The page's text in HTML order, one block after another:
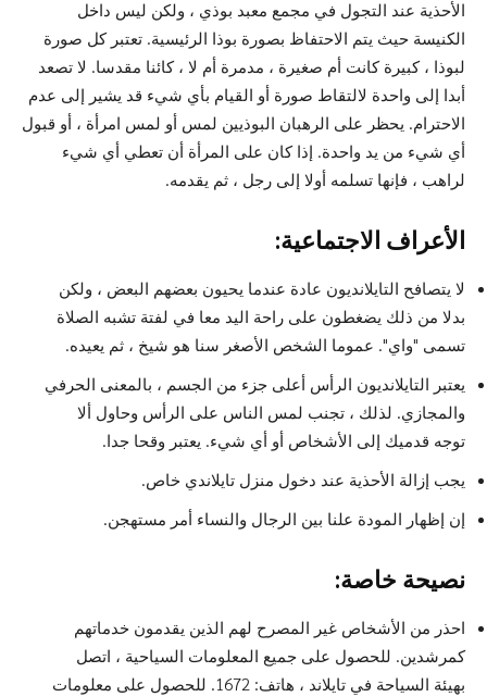
الأحذية عند التجول في مجمع معبد بوذي ، ولكن ليس داخل
الكنيسة حيث يتم الاحتفاظ بصورة بوذا الرئيسية. تعتبر كل صورة
لبوذا ، كبيرة كانت أم صغيرة ، مدمرة أم لا ، كائنا مقدسا. لا تصعد
أبدا إلى واحدة لالتقاط صورة أو القيام بأي شيء قد يشير إلى عدم
الاحترام. يحظر على الرهبان البوذيين لمس أو لمس امرأة ، أو قبول
أي شيء من يد واحدة. إذا كان على المرأة أن تعطي أي شيء
لراهب ، فإنها تسلمه أولا إلى رجل ، ثم يقدمه.
الأعراف الاجتماعية:
لا يتصافح التايلانديون عادة عندما يحيون بعضهم البعض ، ولكن
بدلا من ذلك يضغطون على راحة اليد معا في لفتة تشبه الصلاة
تسمى "واي". عموما الشخص الأصغر سنا هو شيخ ، ثم يعيده.
يعتبر التايلانديون الرأس أعلى جزء من الجسم ، بالمعنى الحرفي
والمجازي. لذلك ، تجنب لمس الناس على الرأس وحاول ألا
توجه قدميك إلى الأشخاص أو أي شيء. يعتبر وقحا جدا.
يجب إزالة الأحذية عند دخول منزل تايلاندي خاص.
إن إظهار المودة علنا بين الرجال والنساء أمر مستهجن.
نصيحة خاصة:
احذر من الأشخاص غير المصرح لهم الذين يقدمون خدماتهم
كمرشدين. للحصول على جميع المعلومات السياحية ، اتصل
بهيئة السياحة في تايلاند ، هاتف: 1672. للحصول على معلومات